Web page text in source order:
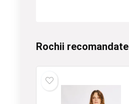
Rochii recomandate